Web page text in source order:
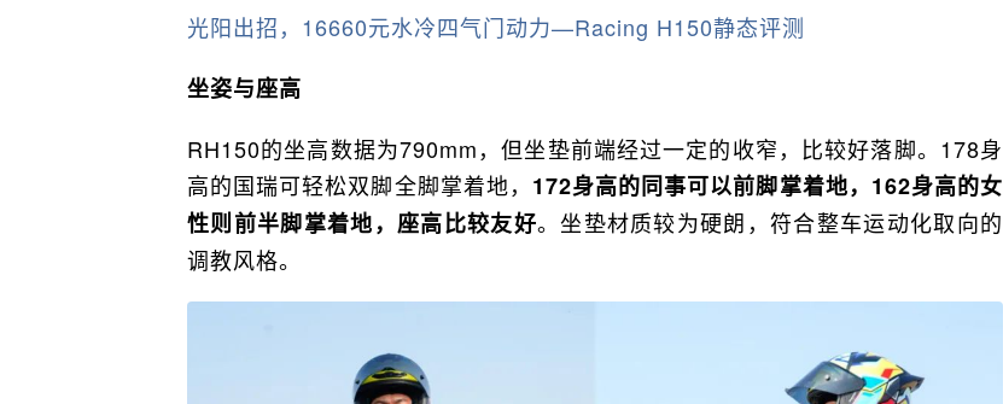
光阳出招，16660元水冷四气门动力—Racing H150静态评测
坐姿与座高
RH150的坐高数据为790mm，但坐垫前端经过一定的收窄，比较好落脚。178身
高的国瑞可轻松双脚全脚掌着地， 172身高的同事可以前脚掌着地，162身高的女
性则前半脚掌着地，座高比较友好。坐垫材质较为硬朗，符合整车运动化取向的
调教风格。